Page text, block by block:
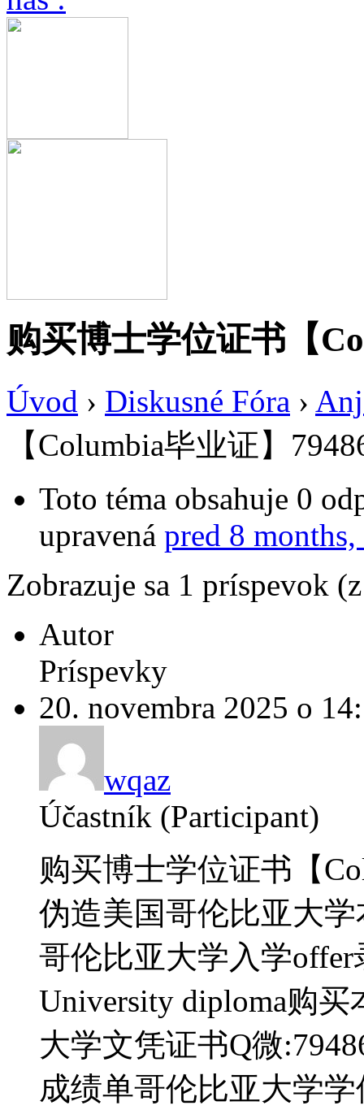
购买博士学位证书【
Úvod › Diskusné Fóra ›
【Columbia毕业证】
Toto téma obsahuje 0
upravená pred 8 months,
Zobrazuje sa 1 príspevok
Autor
Príspevky
20. novembra 2025 o
wqaz
Účastník (Participant)
购买博士学位证书【
伪造美国哥伦比亚大
哥伦比亚大学入学offer
University diploma购
大学文凭证书Q微
成绩单哥伦比亚大学